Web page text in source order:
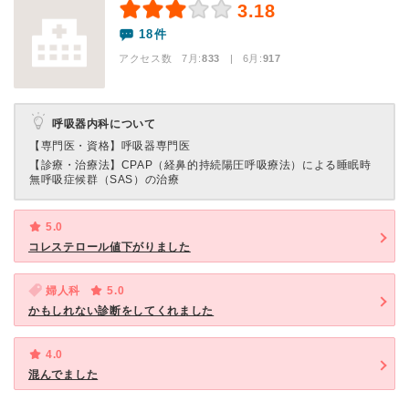
3.18
18件
アクセス数 7月:833 | 6月:917
呼吸器内科について
【専門医・資格】 呼吸器専門医
【診療・治療法】 CPAP（経鼻的持続陽圧呼吸療法）による睡眠時
無呼吸症候群（SAS）の治療
5.0
コレステロール値下がりました
婦人科
5.0
かもしれない診断をしてくれました
4.0
混んでました